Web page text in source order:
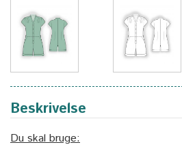
Beskrivelse
Du skal bruge: